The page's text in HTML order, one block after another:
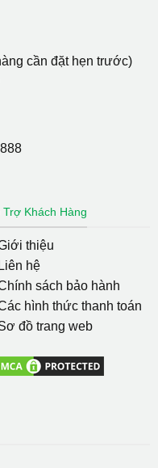
cần đặt hẹn trước)
Trợ Khách Hàng
thiệu
Liên hệ
sách bảo hành
hình thức thanh toán
đồ trang web